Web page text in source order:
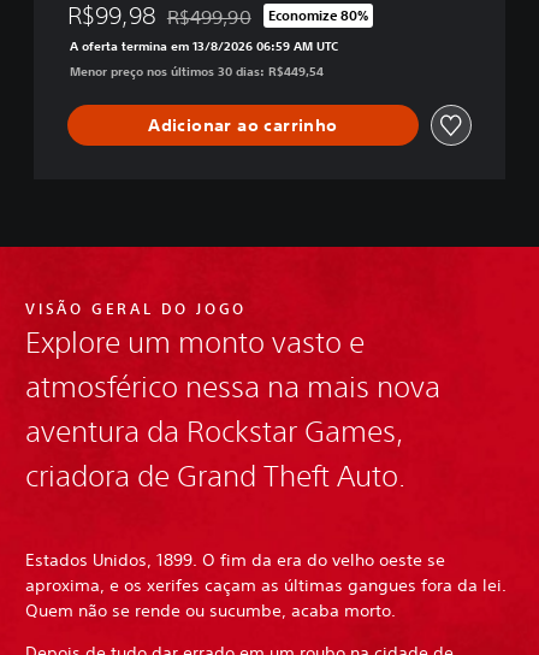
R$99,98 Desconto aplicado no preço original de
R$499,90 Economize 80%
A oferta termina em 13/8/2026 06:59 AM UTC
Menor preço nos últimos 30 dias: R$449,54
Adicionar ao carrinho
VISÃO GERAL DO JOGO
Explore um monto vasto e
atmosférico nessa na mais nova
aventura da Rockstar Games,
criadora de Grand Theft Auto.
Estados Unidos, 1899. O fim da era do velho oeste se
aproxima, e os xerifes caçam as últimas gangues fora da lei.
Quem não se rende ou sucumbe, acaba morto.